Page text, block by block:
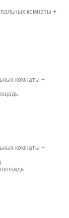
комнаты +
комнаты +
комнаты +